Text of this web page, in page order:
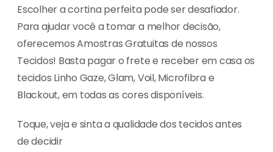
Escolher a cortina perfeita pode ser desafiador.
Para ajudar você a tomar a melhor decisão,
oferecemos Amostras Gratuitas de nossos
Tecidos! Basta pagar o frete e receber em casa os
tecidos Linho Gaze, Glam, Voil, Microfibra e
Blackout, em todas as cores disponíveis.
Toque, veja e sinta a qualidade dos tecidos antes
de decidir